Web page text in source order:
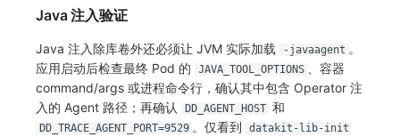
Java 注入验证
Java 注入除库卷外还必须让 JVM 实际加载 -javaagent 。
应用启动后检查最终 Pod 的
JAVA_TOOL_OPTIONS
、容器
command/args 或进程命令行，确认其中包含 Operator 注
入的 Agent 路径；再确认
DD_AGENT_HOST 和
DD_TRACE_AGENT_PORT=9529 。仅看到 datakit-lib-init